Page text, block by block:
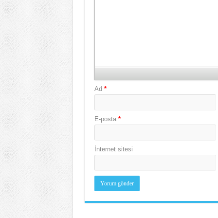
Ad *
E-posta *
İnternet sitesi